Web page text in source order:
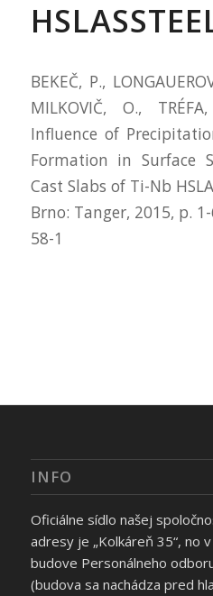
BEKEČ, P.,
MILKOVIČ, O.,
Influence of
Formation in Surface
Cast Slabs of Ti-Nb
Brno: Tanger, 2015, p.
58-1
INFO
Oficiálne sídlo našej
adresy je „Kolkáreň 35“, no
budove Personálneho
(budova sa nachádza pred